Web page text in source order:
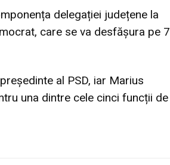
delegației județene la
, care se va desfășura pe 7
al PSD, iar Marius
una dintre cele cinci funcții de